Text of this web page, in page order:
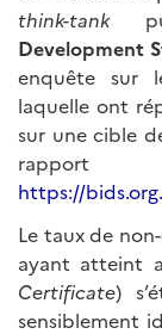
think-tank
Development
enquête sur
laquelle ont
sur une cible
https://
Le taux de
ayant atteint
Certificate)
sensiblement